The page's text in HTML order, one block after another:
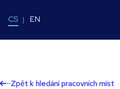
CS EN
Zpět k hledání pracovních míst